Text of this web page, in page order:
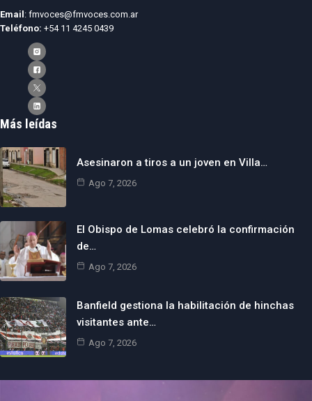
Email: fmvoces@fmvoces.com.ar
Teléfono: +54 11 4245 0439
Más leídas
Asesinaron a tiros a un joven en Villa…
Ago 7, 2026
El Obispo de Lomas celebró la confirmación
de…
Ago 7, 2026
Banfield gestiona la habilitación de hinchas
visitantes ante…
Ago 7, 2026